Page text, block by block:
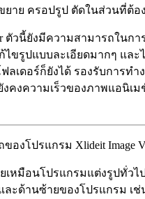
าย ครอปรูป ตัดในส่วนที่ต้อ
ตัวนี้ยังมีความสามารถในกา
ไขรูปแบบละเอียดมากๆ แล
ลเดอร์ก็ยังได้ รองรับการท
งคงความเร็วของภาพแอนิเ
องโปรแกรม Xlideit Image
เหมือนโปรแกรมแต่งรูปทั่วไป
ะด้านซ้ายของโปรแกรม เ